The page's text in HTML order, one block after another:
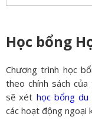
Học bổng
Chương trình học
theo chính sách
sẽ xét học bổng du
các hoạt động ngoại